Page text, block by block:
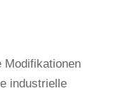
Modifikationen
industrielle